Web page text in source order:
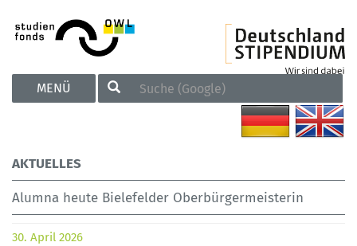
TOGGLE
NAVIGATION
MENÜ
AKTUELLES
Alumna heute Bielefelder Oberbürgermeisterin
30. April 2026